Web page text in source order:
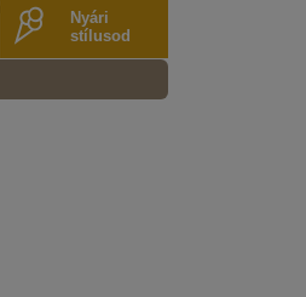
Nyári
stílusod